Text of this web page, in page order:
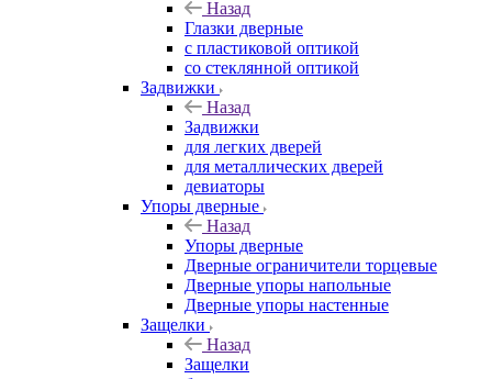
Назад
Глазки дверные
с пластиковой оптикой
со стеклянной оптикой
Задвижки
Назад
Задвижки
для легких дверей
для металлических дверей
девиаторы
Упоры дверные
Назад
Упоры дверные
Дверные ограничители торцевые
Дверные упоры напольные
Дверные упоры настенные
Защелки
Назад
Защелки